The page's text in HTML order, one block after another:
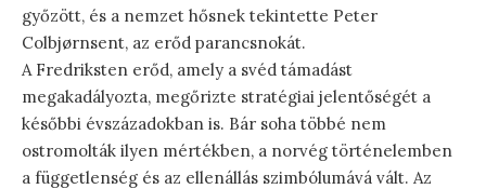
győzött, és a nemzet hősnek tekintette Peter
Colbjørnsent, az erőd parancsnokát.
A Fredriksten erőd, amely a svéd támadást
megakadályozta, megőrizte stratégiai jelentőségét a
későbbi évszázadokban is. Bár soha többé nem
ostromolták ilyen mértékben, a norvég történelemben
a függetlenség és az ellenállás szimbólumává vált. Az